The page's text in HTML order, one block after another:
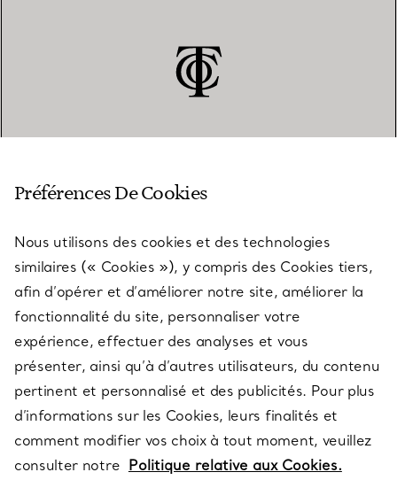
SERVICES
À PROPOS
QUESTIONS LÉGALES
SUIVEZ-NOUS
Préférences De Cookies
Nous utilisons des cookies et des technologies
similaires (« Cookies »), y compris des Cookies tiers,
afin d’opérer et d’améliorer notre site, améliorer la
fonctionnalité du site, personnaliser votre
expérience, effectuer des analyses et vous
présenter, ainsi qu’à d’autres utilisateurs, du contenu
pertinent et personnalisé et des publicités. Pour plus
d’informations sur les Cookies, leurs finalités et
comment modifier vos choix à tout moment, veuillez
consulter notre Politique relative aux Cookies.